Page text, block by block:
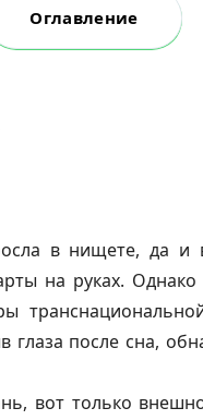
Оглавление
в нищете, да
на руках.
глаза после сна,
вот только